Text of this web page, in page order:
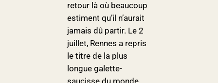
retour là où beaucoup
estiment qu’il n’aurait
jamais dû partir. Le 2
juillet, Rennes a repris
le titre de la plus
longue galette-
saucisse du monde